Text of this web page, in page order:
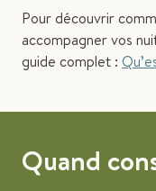
Pour découvrir
accompagner vos
guide complet :
Quand